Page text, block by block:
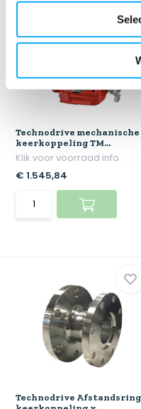
Technodrive mechanische
keerkoppeling TM...
Klik voor voorraad info
€ 1.545,84
Technodrive Afstandsring